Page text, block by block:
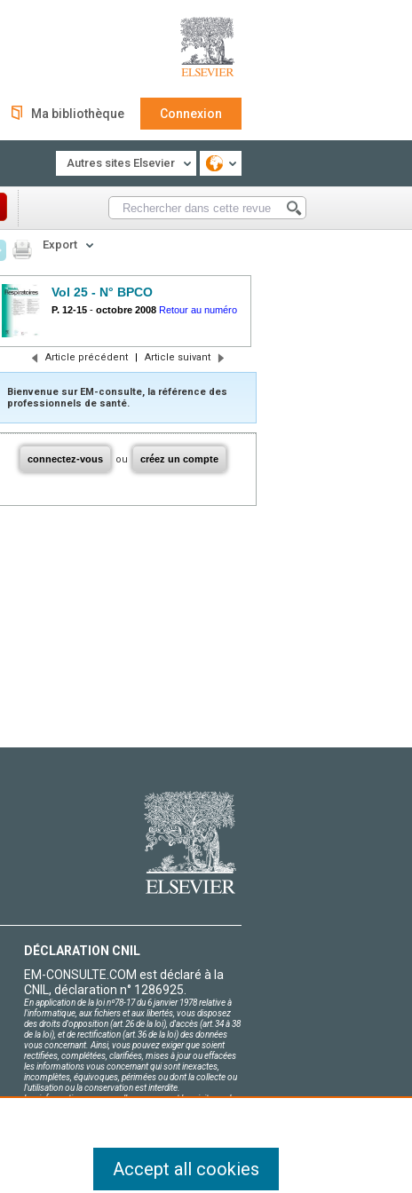
Ma bibliothèque Connexion
Autres sites Elsevier
Export
Vol 25 - N° BPCO
P. 12-15 - octobre 2008 Retour au numéro
Article précédent | Article suivant
Bienvenue sur EM-consulte, la référence des
professionnels de santé.
connectez-vous ou créez un compte
DÉCLARATION CNIL
EM-CONSULTE.COM est déclaré à la
CNIL, déclaration n° 1286925.
En application de la loi nº78-17 du 6 janvier 1978 relative à
l'informatique, aux fichiers et aux libertés, vous disposez
des droits d'opposition (art.26 de la loi), d'accès (art.34 à 38
de la loi), et de rectification (art.36 de la loi) des données
vous concernant. Ainsi, vous pouvez exiger que soient
rectifiées, complétées, clarifiées, mises à jour ou effacées
les informations vous concernant qui sont inexactes,
incomplètes, équivoques, périmées ou dont la collecte ou
l'utilisation ou la conservation est interdite.
Les informations personnelles concernant les visiteurs de
Accept all cookies